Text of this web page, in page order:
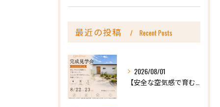
最近の投稿 Recent Posts
2026/08/01